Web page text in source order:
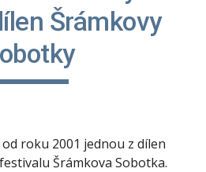
Šrámkovy
roku 2001 jednou z dílen
Šrámkova Sobotka.